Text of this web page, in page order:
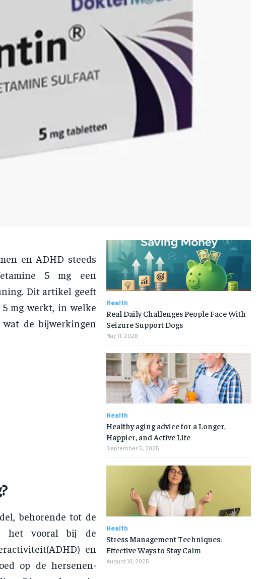
en ADHD steeds
5 mg een
Dit artikel geeft
mg werkt, in welke
de bijwerkingen
behorende tot de
het vooral bij de
en
op de hersenen-
Health
Real Daily Challenges People Face With
Seizure Support Dogs
May 11, 2026
Health
Healthy aging advice for a Longer,
Happier, and Active Life
September 5, 2025
Health
Stress Management Techniques:
Effective Ways to Stay Calm
August 18, 2025